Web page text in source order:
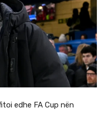
edhe FA Cup nën